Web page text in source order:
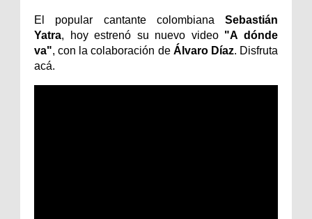
El popular cantante colombiana Sebastián
Yatra, hoy estrenó su nuevo video "A dónde
va", con la colaboración de Álvaro Díaz. Disfruta
acá.